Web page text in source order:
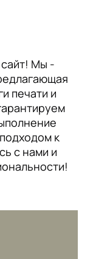
Мы -
печати и
к
с нами и